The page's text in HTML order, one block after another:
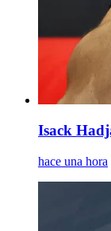
Isack
hace una hora